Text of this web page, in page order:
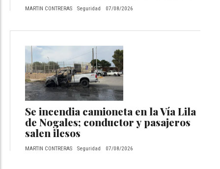
MARTIN CONTRERAS Seguridad 07/08/2026
Se incendia camioneta en la Vía Lila
de Nogales; conductor y pasajeros
salen ilesos
MARTIN CONTRERAS Seguridad 07/08/2026